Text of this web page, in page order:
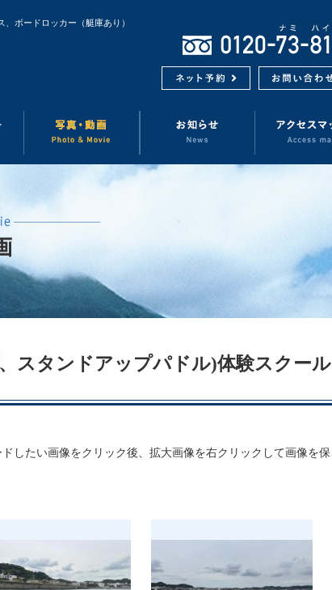
ボードロッカー（艇庫あり）
スタンドアップパドル)体験スクール
したい画像をクリック後、拡大画像を右クリックして画像を保